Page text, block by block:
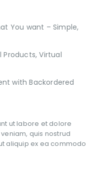
You want – Simple,
Virtual
with Backordered
ut labore et dolore
quis nostrud
aliquip ex ea commodo